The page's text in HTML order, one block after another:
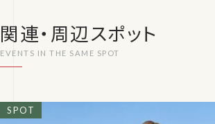
関連・周辺スポット